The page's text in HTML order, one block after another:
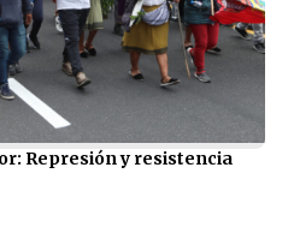
Represión y resistencia